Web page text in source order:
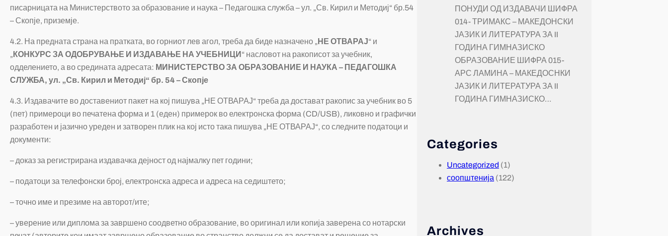
писарницата на Министерството за образование и наука – Педагошка служба – ул. „Св. Кирил и Методиј“ бр.54
– Скопје, приземје.
4.2. На предната страна на пратката, во горниот лев агол, треба да биде назначено „НЕ ОТВАРАЈ“ и
„КОНКУРС ЗА ОДОБРУВАЊЕ И ИЗДАВАЊЕ НА УЧЕБНИЦИ “ насловот на ракописот за учебник,
одделението, а во средината адресата: МИНИСТЕРСТВО ЗА ОБРАЗОВАНИЕ И НАУКА – ПЕДАГОШКА
СЛУЖБА, ул. „Св. Кирил и Методиј“ бр. 54 – Скопје
4.3. Издавачите во доставениот пакет на кој пишува „НЕ ОТВАРАЈ“ треба да достават ракопис за учебник во 5
(пет) примероци во печатена форма и 1 (еден) примерок во електронска форма (CD/USB), ликовно и графички
разработен и јазично уреден и затворен плик на кој исто така пишува „НЕ ОТВАРАЈ“, со следните податоци и
документи:
– доказ за регистрирана издавачка дејност од најмалку пет години;
– податоци за телефонски број, електронска адреса и адреса на седиштето;
– точно име и презиме на авторот/ите;
– уверение или диплома за завршено соодветно образование, во оригинал или копија заверена со нотарски
ПОНУДИ ОД ИЗДАВАЧИ ШИФРА
014- ТРИМАКС – МАКЕДОНСКИ
ЈАЗИК И ЛИТЕРАТУРА ЗА II
ГОДИНА ГИМНАЗИСКО
ОБРАЗОВАНИЕ ШИФРА 015-
АРС ЛАМИНА – МАКЕДОСНКИ
ЈАЗИК И ЛИТЕРАТУРА ЗА II
ГОДИНА ГИМНАЗИСКО…
Categories
Uncategorized (1)
соопштенија (122)
Archives